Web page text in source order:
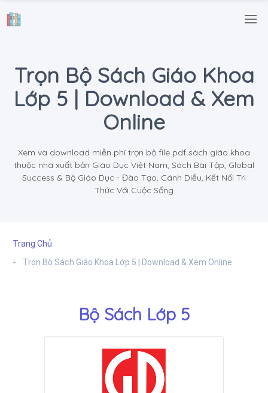
.
Trọn Bộ Sách Giáo Khoa
Lớp 5 | Download & Xem
Online
Xem và download miễn phí trọn bộ file pdf sách giáo khoa
thuộc nhà xuất bản Giáo Dục Việt Nam, Sách Bài Tập, Global
Success & Bộ Giáo Dục - Đào Tạo, Cánh Diều, Kết Nối Tri
Thức Với Cuộc Sống
Trang Chủ
Trọn Bộ Sách Giáo Khoa Lớp 5 | Download & Xem Online
Bộ Sách Lớp 5